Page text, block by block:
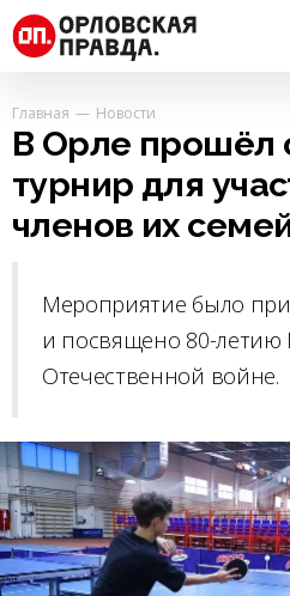
Главная Новости
В Орле прошёл
турнир для
членов их
Мероприятие было
и посвящено 80-летию
Отечественной войне.